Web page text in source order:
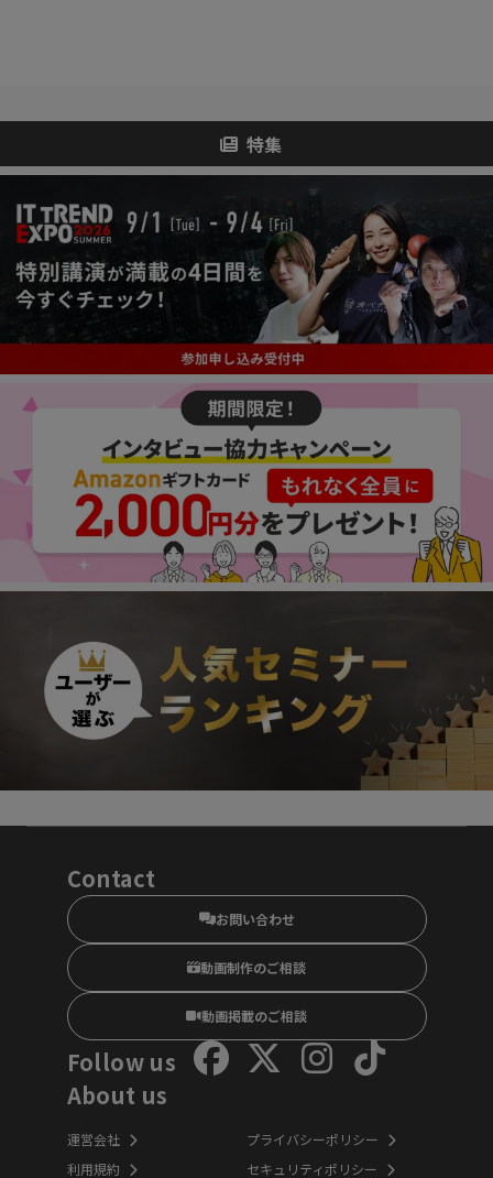
特集
Contact
お問い合わせ
動画制作のご相談
動画掲載のご相談
Follow us
About us
運営会社
利用規約
プライバシーポリシー
セキュリティポリシー